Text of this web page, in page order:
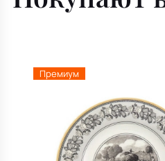
Премиум